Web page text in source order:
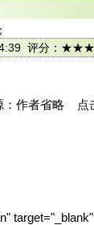
评分：★★★
作者省略 点